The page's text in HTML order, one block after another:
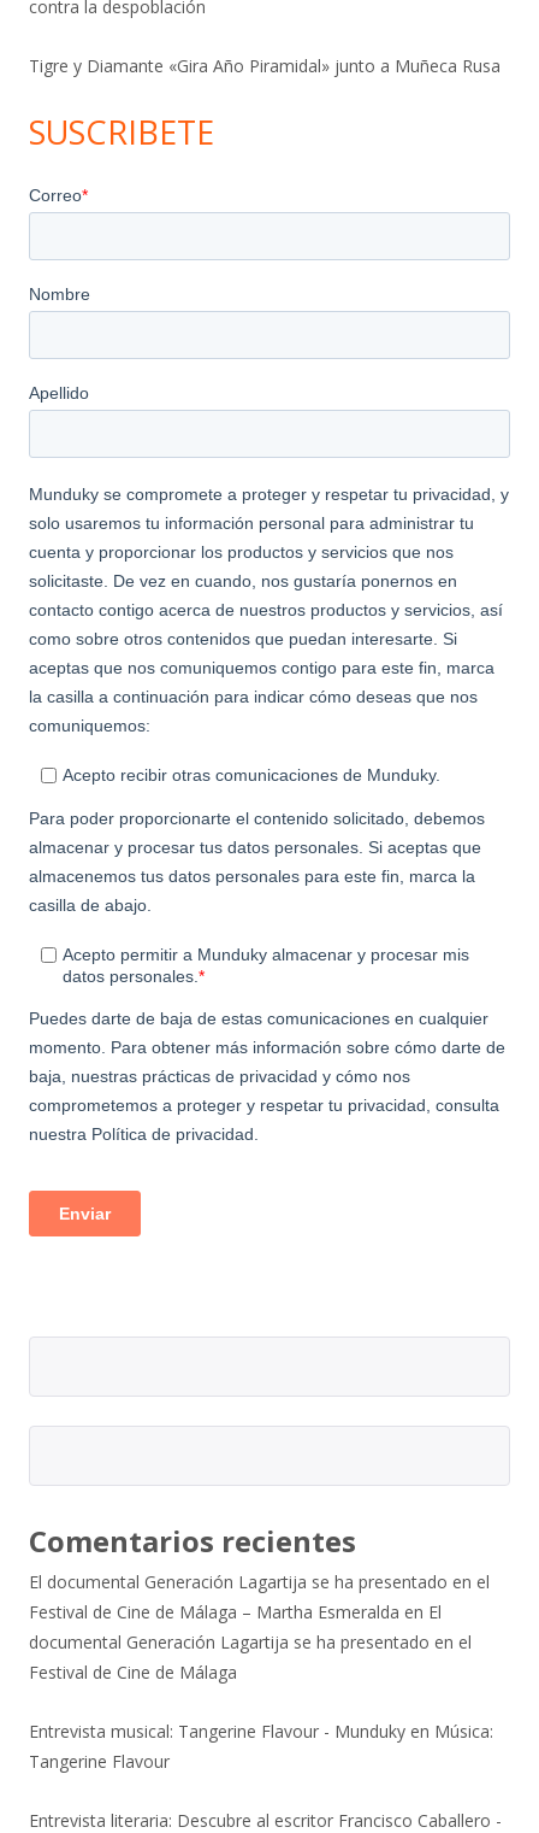
contra la despoblación
Tigre y Diamante «Gira Año Piramidal» junto a Muñeca Rusa
SUSCRIBETE
Comentarios recientes
El documental Generación Lagartija se ha presentado en el
Festival de Cine de Málaga – Martha Esmeralda en El
documental Generación Lagartija se ha presentado en el
Festival de Cine de Málaga
Entrevista musical: Tangerine Flavour - Munduky en Música:
Tangerine Flavour
Entrevista literaria: Descubre al escritor Francisco Caballero -